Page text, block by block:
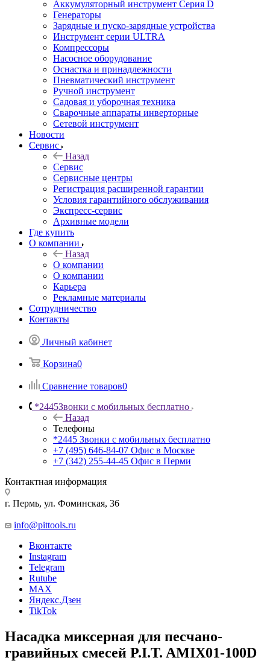
Аккумуляторный инструмент Серия D
Генераторы
Зарядные и пуско-зарядные устройства
Инструмент серии ULTRA
Компрессоры
Насосное оборудование
Оснастка и принадлежности
Пневматический инструмент
Ручной инструмент
Садовая и уборочная техника
Сварочные аппараты инверторные
Сетевой инструмент
Новости
Сервис
Назад
Сервис
Сервисные центры
Регистрация расширенной гарантии
Условия гарантийного обслуживания
Экспресс-сервис
Архивные модели
Где купить
О компании
Назад
О компании
О компании
Карьера
Рекламные материалы
Сотрудничество
Контакты
Личный кабинет
Корзина0
Сравнение товаров0
*2445Звонки с мобильных бесплатно
Назад
Телефоны
*2445 Звонки с мобильных бесплатно
+7 (495) 646-84-07 Офис в Москве
+7 (342) 255-44-45 Офис в Перми
Контактная информация
г. Пермь, ул. Фоминская, 36
info@pittools.ru
Вконтакте
Instagram
Telegram
Rutube
MAX
Яндекс.Дзен
TikTok
Насадка миксерная для песчано-
гравийных смесей P.I.T. AMIX01-100D